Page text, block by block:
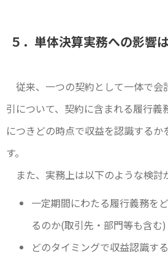
５．単体決算実務への影響
従来、一つの契約として一体で会
引について、契約に含まれる履行義
につきどの時点で収益を認識するか
す。
また、実務上は以下のような検討
一定期間にわたる履行義務を
るのか(取引先・部門等も含む)
どのタイミングで収益認識す